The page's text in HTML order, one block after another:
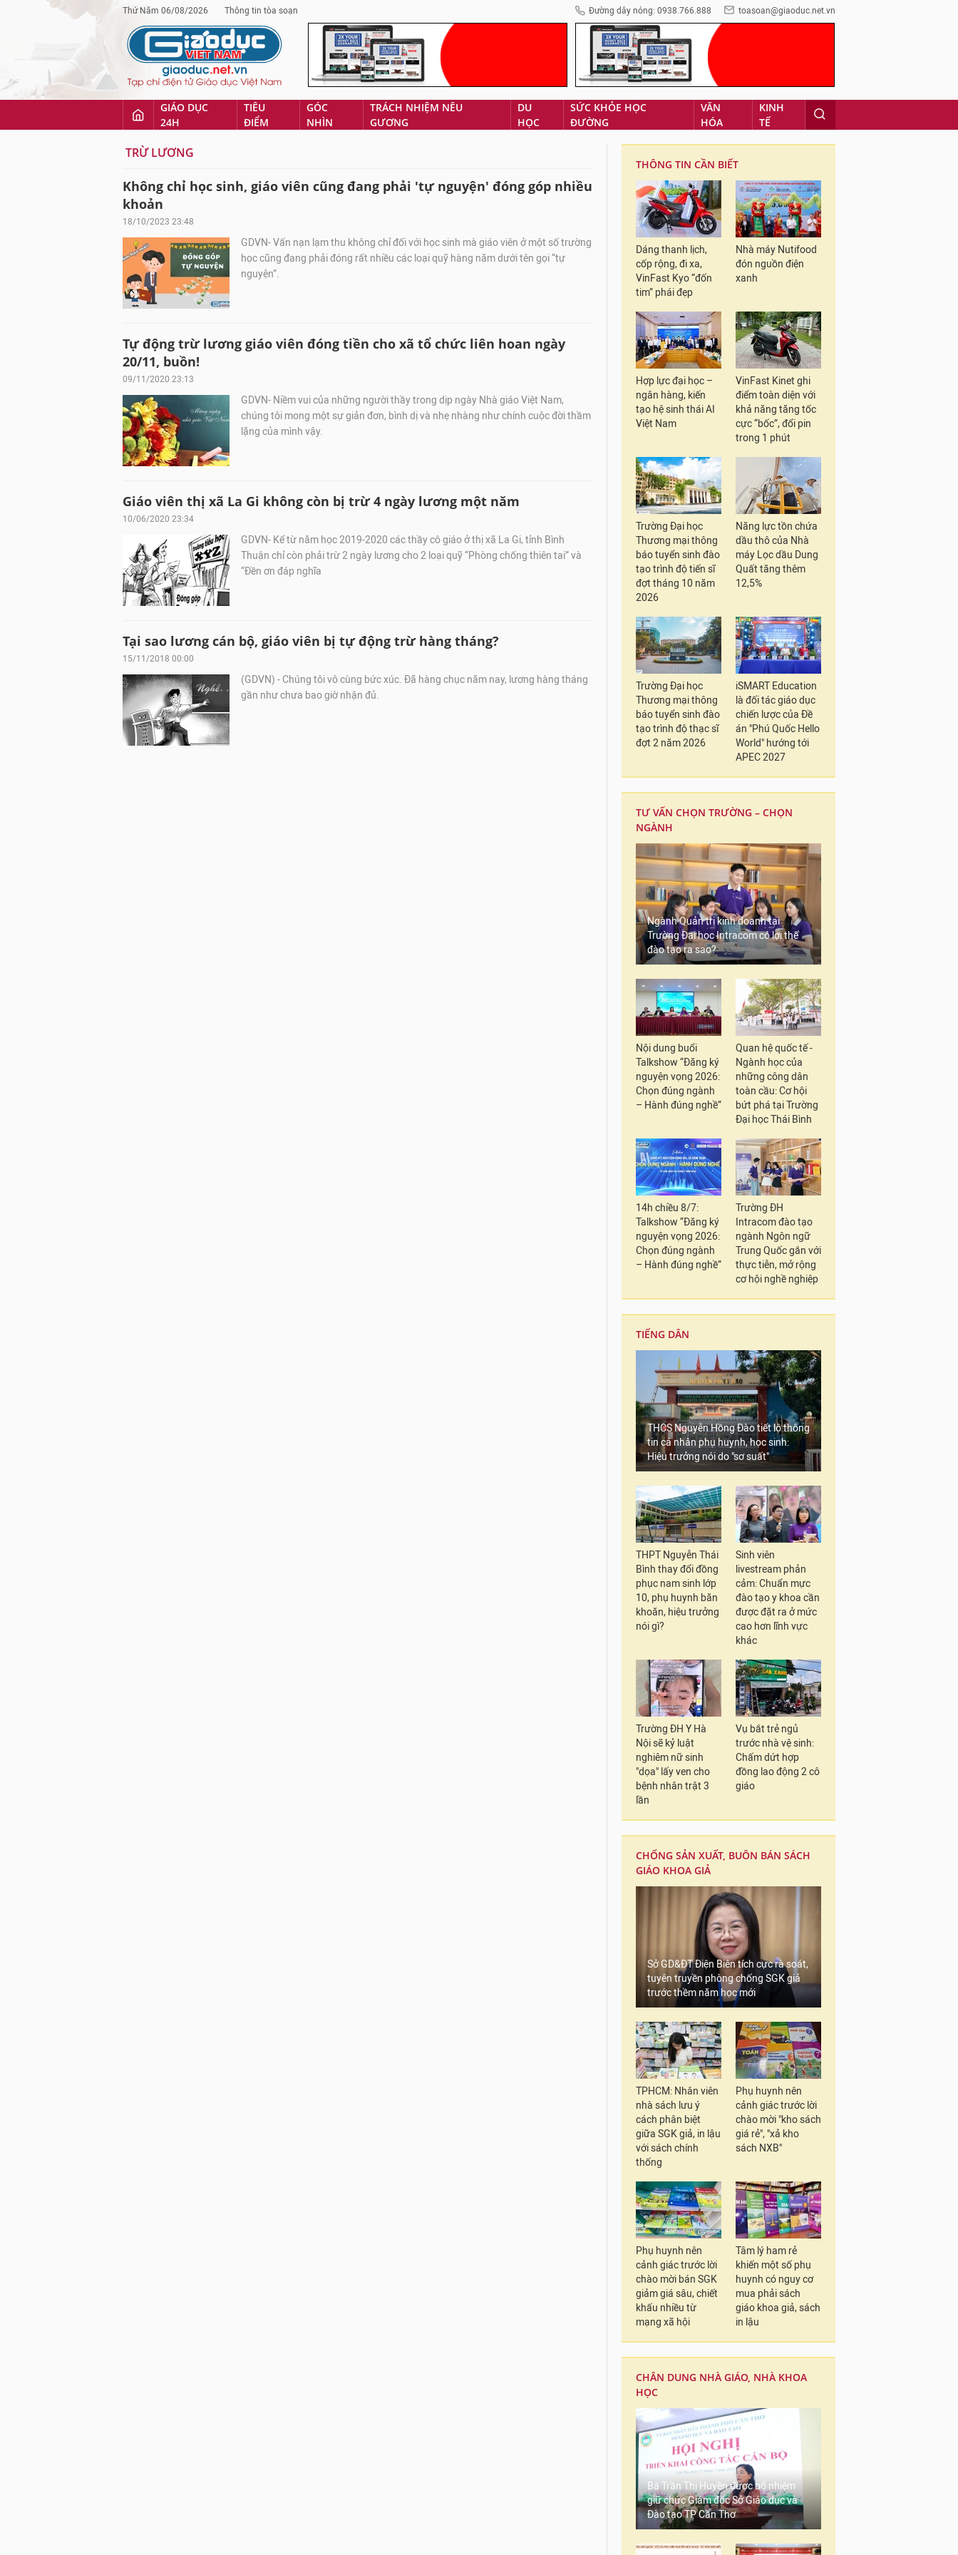
Thứ Năm 06/08/2026 Thông tin tòa soạn Đường dây nóng: 0938.766.888 toasoan@giaoduc.net.vn
GIÁO DỤC
24H
TIÊU
ĐIỂM
GÓC
NHÌN
TRÁCH NHIỆM NÊU
GƯƠNG
DU
HỌC
SỨC KHỎE HỌC
ĐƯỜNG
VĂN
HÓA
KINH
TẾ
TRỪ LƯƠNG
Không chỉ học sinh, giáo viên cũng đang phải 'tự nguyện' đóng góp nhiều
khoản
18/10/2023 23:48
GDVN- Vấn nạn lạm thu không chỉ đối với học sinh mà giáo viên ở một số trường
học cũng đang phải đóng rất nhiều các loại quỹ hàng năm dưới tên gọi “tự
nguyện”.
Tự động trừ lương giáo viên đóng tiền cho xã tổ chức liên hoan ngày
20/11, buồn!
09/11/2020 23:13
GDVN- Niềm vui của những người thầy trong dịp ngày Nhà giáo Việt Nam,
chúng tôi mong một sự giản đơn, bình dị và nhẹ nhàng như chính cuộc đời thầm
lặng của mình vậy.
Giáo viên thị xã La Gi không còn bị trừ 4 ngày lương một năm
10/06/2020 23:34
GDVN- Kể từ năm học 2019-2020 các thầy cô giáo ở thị xã La Gi, tỉnh Bình
Thuận chỉ còn phải trừ 2 ngày lương cho 2 loại quỹ “Phòng chống thiên tai” và
“Đền ơn đáp nghĩa
Tại sao lương cán bộ, giáo viên bị tự động trừ hàng tháng?
15/11/2018 00:00
(GDVN) - Chúng tôi vô cùng bức xúc. Đã hàng chục năm nay, lương hàng tháng
gần như chưa bao giờ nhận đủ.
THÔNG TIN CẦN BIẾT
Dáng thanh lịch,
cốp rộng, đi xa,
VinFast Kyo “đốn
tim” phái đẹp
Nhà máy Nutifood
đón nguồn điện
xanh
Hợp lực đại học –
ngân hàng, kiến
tạo hệ sinh thái AI
Việt Nam
VinFast Kinet ghi
điểm toàn diện với
khả năng tăng tốc
cực “bốc”, đổi pin
trong 1 phút
Trường Đại học
Thương mại thông
báo tuyển sinh đào
tạo trình độ tiến sĩ
đợt tháng 10 năm
2026
Năng lực tồn chứa
dầu thô của Nhà
máy Lọc dầu Dung
Quất tăng thêm
12,5%
Trường Đại học
Thương mại thông
báo tuyển sinh đào
tạo trình độ thạc sĩ
đợt 2 năm 2026
iSMART Education
là đối tác giáo dục
chiến lược của Đề
án "Phú Quốc Hello
World" hướng tới
APEC 2027
TƯ VẤN CHỌN TRƯỜNG – CHỌN
NGÀNH
Ngành Quản trị kinh doanh tại
Trường Đại học Intracom có lợi thế
đào tạo ra sao?
Nội dung buổi
Talkshow “Đăng ký
nguyện vọng 2026:
Chọn đúng ngành
– Hành đúng nghề”
Quan hệ quốc tế -
Ngành học của
những công dân
toàn cầu: Cơ hội
bứt phá tại Trường
Đại học Thái Bình
14h chiều 8/7:
Talkshow “Đăng ký
nguyện vọng 2026:
Chọn đúng ngành
– Hành đúng nghề”
Trường ĐH
Intracom đào tạo
ngành Ngôn ngữ
Trung Quốc gắn với
thực tiễn, mở rộng
cơ hội nghề nghiệp
TIẾNG DÂN
THCS Nguyễn Hồng Đào tiết lộ thông
tin cá nhân phụ huynh, học sinh:
Hiệu trưởng nói do "sơ suất"
THPT Nguyễn Thái
Bình thay đổi đồng
phục nam sinh lớp
10, phụ huynh băn
khoăn, hiệu trưởng
nói gì?
Sinh viên
livestream phản
cảm: Chuẩn mực
đào tạo y khoa cần
được đặt ra ở mức
cao hơn lĩnh vực
khác
Trường ĐH Y Hà
Nội sẽ kỷ luật
nghiêm nữ sinh
"dọa" lấy ven cho
bệnh nhân trật 3
lần
Vụ bắt trẻ ngủ
trước nhà vệ sinh:
Chấm dứt hợp
đồng lao động 2 cô
giáo
CHỐNG SẢN XUẤT, BUÔN BÁN SÁCH
GIÁO KHOA GIẢ
Sở GD&ĐT Điện Biên tích cực rà soát,
tuyên truyền phòng chống SGK giả
trước thềm năm học mới
TPHCM: Nhân viên
nhà sách lưu ý
cách phân biệt
giữa SGK giả, in lậu
với sách chính
thống
Phụ huynh nên
cảnh giác trước lời
chào mời "kho sách
giá rẻ", "xả kho
sách NXB"
Phụ huynh nên
cảnh giác trước lời
chào mời bán SGK
giảm giá sâu, chiết
khấu nhiều từ
mạng xã hội
Tâm lý ham rẻ
khiến một số phụ
huynh có nguy cơ
mua phải sách
giáo khoa giả, sách
in lậu
CHÂN DUNG NHÀ GIÁO, NHÀ KHOA
HỌC
Bà Trần Thị Huyền được bổ nhiệm
giữ chức Giám đốc Sở Giáo dục và
Đào tạo TP Cần Thơ